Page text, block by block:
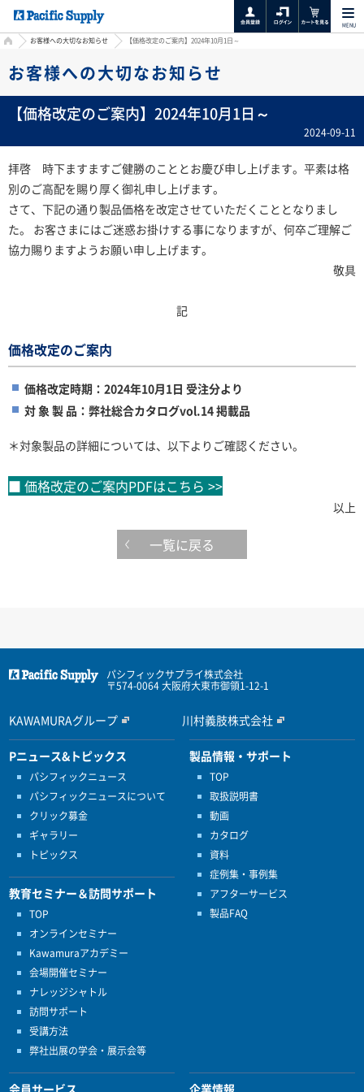
MENU
HOMEお客様への大切なお知らせ 【価格改定のご案内】2024年10月1日～
お客様への大切なお知らせ
【価格改定のご案内】2024年10月1日～
2024-09-11
拝啓 時下ますますご健勝のこととお慶び申し上げます。平素は格
別のご高配を賜り厚く御礼申し上げます。
さて、下記の通り製品価格を改定させていただくこととなりまし
た。 お客さまにはご迷惑お掛けする事になりますが、何卒ご理解ご
協力賜りますようお願い申し上げます。
敬具
記
価格改定のご案内
価格改定時期：2024年10月1日 受注分より
対 象 製 品：弊社総合カタログvol.14 掲載品
＊対象製品の詳細については、以下よりご確認ください。
■ 価格改定のご案内PDFはこちら >>
以上
一覧に戻る
パシフィックサプライ株式会社
〒574-0064 大阪府大東市御領1-12-1
KAWAMURAグループ 川村義肢株式会社
Pニュース&トピックス
パシフィックニュース
パシフィックニュースについて
クリック募金
ギャラリー
トピックス
教育セミナー＆訪問サポート
TOP
オンラインセミナー
Kawamuraアカデミー
会場開催セミナー
ナレッジシャトル
訪問サポート
受講方法
弊社出展の学会・展示会等
製品情報・サポート
TOP
取扱説明書
動画
カタログ
資料
症例集・事例集
アフターサービス
製品FAQ
会員サービス 企業情報